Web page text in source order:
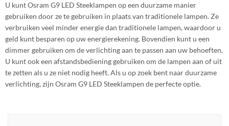
U kunt Osram G9 LED Steeklampen op een duurzame manier
gebruiken door ze te gebruiken in plaats van traditionele lampen. Ze
verbruiken veel minder energie dan traditionele lampen, waardoor u
geld kunt besparen op uw energierekening. Bovendien kunt u een
dimmer gebruiken om de verlichting aan te passen aan uw behoeften.
U kunt ook een afstandsbediening gebruiken om de lampen aan of uit
te zetten als u ze niet nodig heeft. Als u op zoek bent naar duurzame
verlichting, zijn Osram G9 LED Steeklampen de perfecte optie.